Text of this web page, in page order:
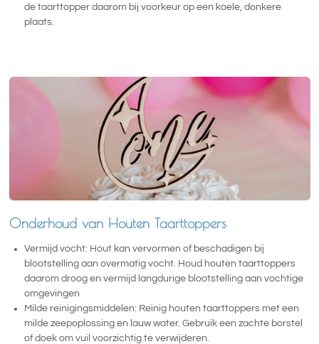
de taarttopper daarom bij voorkeur op een koele, donkere
plaats.
Onderhoud van Houten Taarttoppers
Vermijd vocht: Hout kan vervormen of beschadigen bij
blootstelling aan overmatig vocht. Houd houten taarttoppers
daarom droog en vermijd langdurige blootstelling aan vochtige
omgevingen
Milde reinigingsmiddelen: Reinig houten taarttoppers met een
milde zeepoplossing en lauw water. Gebruik een zachte borstel
of doek om vuil voorzichtig te verwijderen.